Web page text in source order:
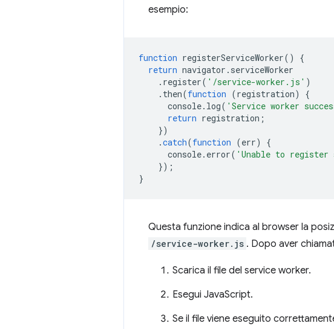
esempio:
function registerServiceWorker()
{
return navigator . serviceWorker
. register( '/service-worker.js' )
. then(function (registration)
{
console. log( 'Service worker
return registration ;
})
.catch(function (err)
{
console. error( 'Unable to register
});
}
Questa funzione indica al browser la
/service-worker.js . Dopo aver
Scarica il file del service worker.
Esegui JavaScript.
Se il file viene eseguito